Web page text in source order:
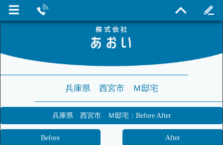
兵庫県 西宮市 Ｍ邸宅
兵庫県 西宮市 Ｍ邸宅：Before After
Before After